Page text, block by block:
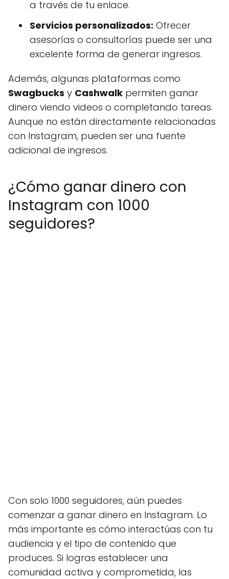
a través de tu enlace.
Servicios personalizados: Ofrecer
asesorías o consultorías puede ser una
excelente forma de generar ingresos.
Además, algunas plataformas como
Swagbucks y Cashwalk permiten ganar
dinero viendo videos o completando tareas.
Aunque no están directamente relacionadas
con Instagram, pueden ser una fuente
adicional de ingresos.
¿Cómo ganar dinero con
Instagram con 1000
seguidores?
Con solo 1000 seguidores, aún puedes
comenzar a ganar dinero en Instagram. Lo
más importante es cómo interactúas con tu
audiencia y el tipo de contenido que
produces. Si logras establecer una
comunidad activa y comprometida, las